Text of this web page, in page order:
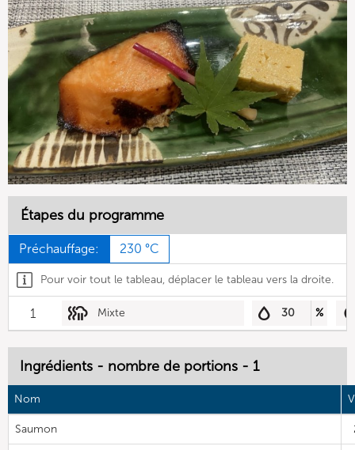
Étapes du programme
Préchauffage: 230 °C
Pour voir tout le tableau, déplacer le tableau vers la droite.
1 Mixte 30 %
Ingrédients - nombre de portions - 1
Nom
Saumon